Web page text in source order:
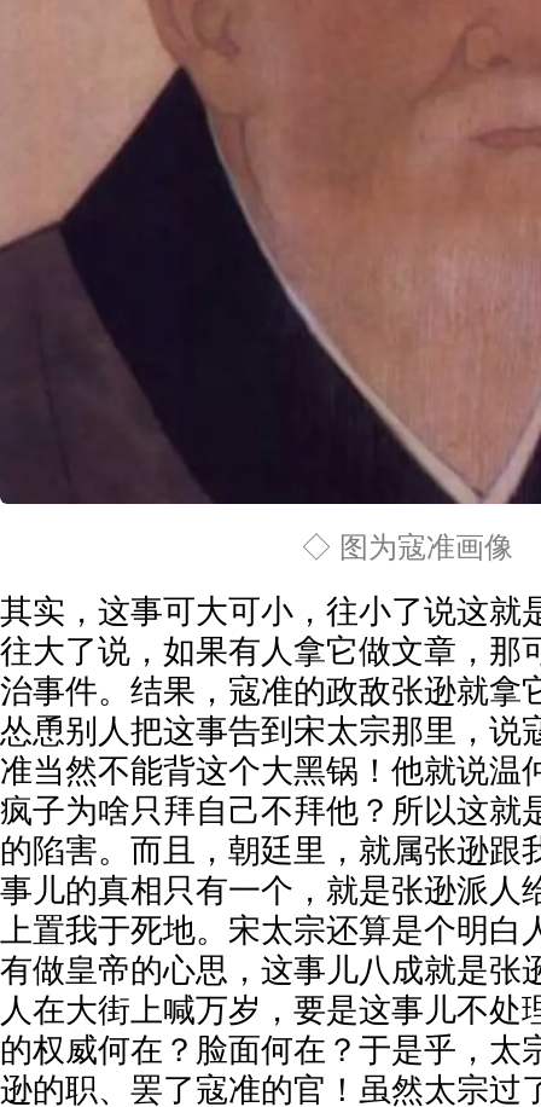
◇ 图为寇准画像
其实，这事可大可小，往小了说这就
往大了说，如果有人拿它做文章，那
治事件。结果，寇准的政敌张逊就拿
怂恿别人把这事告到宋太宗那里，说
准当然不能背这个大黑锅！他就说温
疯子为啥只拜自己不拜他？所以这就
的陷害。而且，朝廷里，就属张逊跟
事儿的真相只有一个，就是张逊派人
上置我于死地。宋太宗还算是个明白
有做皇帝的心思，这事儿八成就是张
人在大街上喊万岁，要是这事儿不处
的权威何在？脸面何在？于是乎，太
逊的职、罢了寇准的官！虽然太宗过